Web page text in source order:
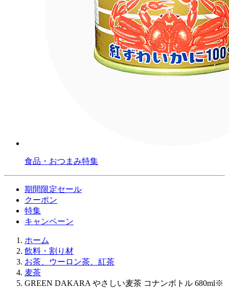
食品・おつまみ特集
期間限定セール
クーポン
特集
キャンペーン
ホーム
飲料・割り材
お茶、ウーロン茶、紅茶
麦茶
GREEN DAKARA やさしい麦茶 コナンボトル 680ml※